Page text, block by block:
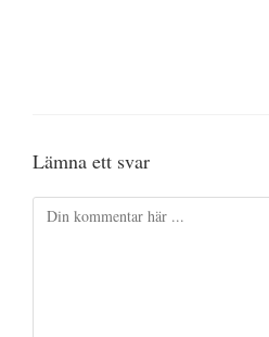
Lämna ett svar
Kommentar